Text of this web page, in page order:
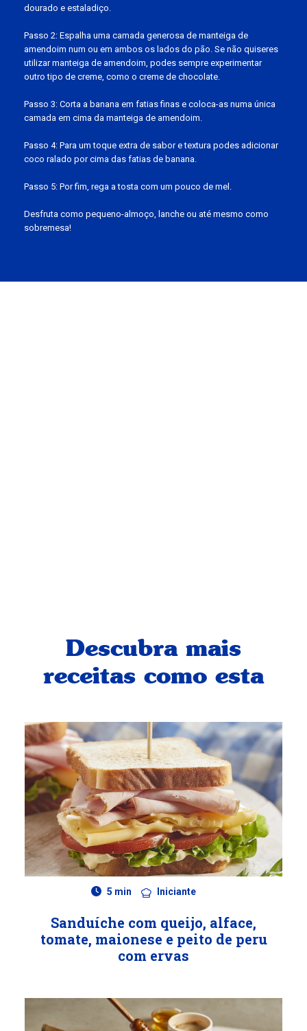
dourado e estaladiço.
Passo 2: Espalha uma camada generosa de manteiga de
amendoim num ou em ambos os lados do pão. Se não quiseres
utilizar manteiga de amendoim, podes sempre experimentar
outro tipo de creme, como o creme de chocolate.
Passo 3: Corta a banana em fatias finas e coloca-as numa única
camada em cima da manteiga de amendoim.
Passo 4: Para um toque extra de sabor e textura podes adicionar
coco ralado por cima das fatias de banana.
Passo 5: Por fim, rega a tosta com um pouco de mel.
Desfruta como pequeno-almoço, lanche ou até mesmo como
sobremesa!
Descubra mais
receitas como esta
5 min Iniciante
Sanduíche com queijo, alface,
tomate, maionese e peito de peru
com ervas